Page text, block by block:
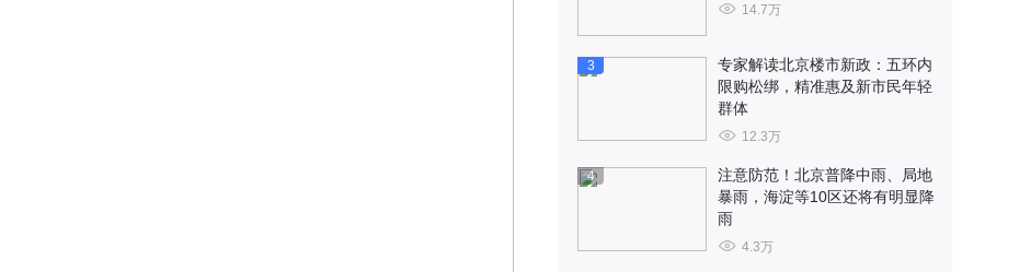
14.7万
3
专家解读北京楼市新政：五环内
限购松绑，精准惠及新市民年轻
群体
12.3万
4
注意防范！北京普降中雨、局地
暴雨，海淀等10区还将有明显降
雨
4.3万